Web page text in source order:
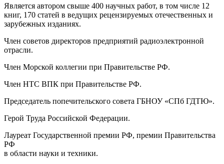
Является автором свыше 400 научных работ, в том числе 12
книг, 170 статей в ведущих рецензируемых отечественных и
зарубежных изданиях.
Член советов директоров предприятий радиоэлектронной
отрасли.
Член Морской коллегии при Правительстве РФ.
Член НТС ВПК при Правительстве РФ.
Председатель попечительского совета ГБНОУ «СПб ГДТЮ».
Герой Труда Российской Федерации.
Лауреат Государственной премии РФ, премии Правительства
РФ
в области науки и техники.